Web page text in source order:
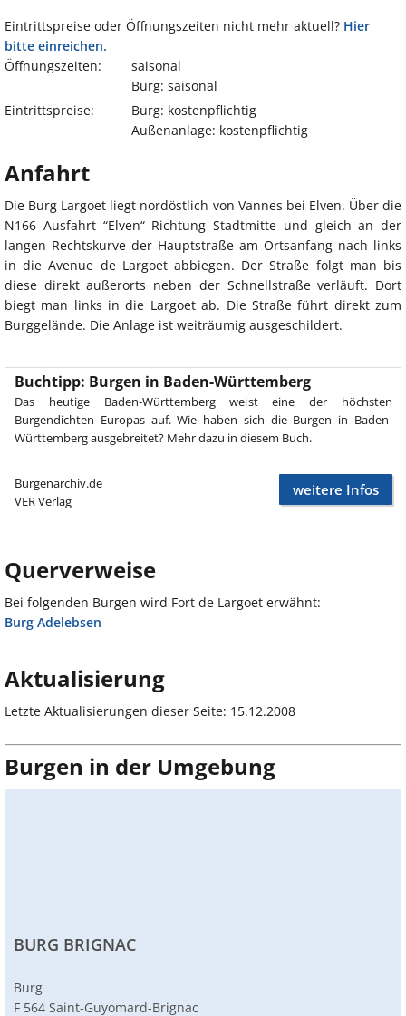
Eintrittspreise oder Öffnungszeiten nicht mehr aktuell? Hier
bitte einreichen.
Öffnungszeiten:
saisonal
Burg: saisonal
Eintrittspreise:
Burg: kostenpflichtig
Außenanlage: kostenpflichtig
Anfahrt
Die Burg Largoet liegt nordöstlich von Vannes bei Elven. Über die
N166 Ausfahrt “Elven“ Richtung Stadtmitte und gleich an der
langen Rechtskurve der Hauptstraße am Ortsanfang nach links
in die Avenue de Largoet abbiegen. Der Straße folgt man bis
diese direkt außerorts neben der Schnellstraße verläuft. Dort
biegt man links in die Largoet ab. Die Straße führt direkt zum
Burggelände. Die Anlage ist weiträumig ausgeschildert.
Buchtipp: Burgen in Baden-Württemberg
Das heutige Baden-Württemberg weist eine der höchsten
Burgendichten Europas auf. Wie haben sich die Burgen in Baden-
Württemberg ausgebreitet? Mehr dazu in diesem Buch.
Burgenarchiv.de
VER Verlag
weitere Infos
Querverweise
Bei folgenden Burgen wird Fort de Largoet erwähnt:
Burg Adelebsen
Aktualisierung
Letzte Aktualisierungen dieser Seite: 15.12.2008
Burgen in der Umgebung
BURG BRIGNAC
Burg
F 564 Saint-Guyomard-Brignac